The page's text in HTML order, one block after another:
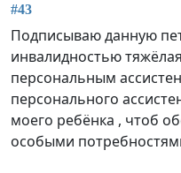
#43
Подписываю данную
инвалидностью
персональным
персонального
моего ребёнка , чтоб
особыми